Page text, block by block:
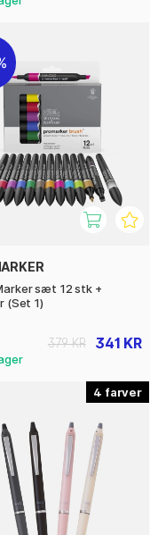
sæt 12 stk +
(Set 1)
341 KR
379 KR
4